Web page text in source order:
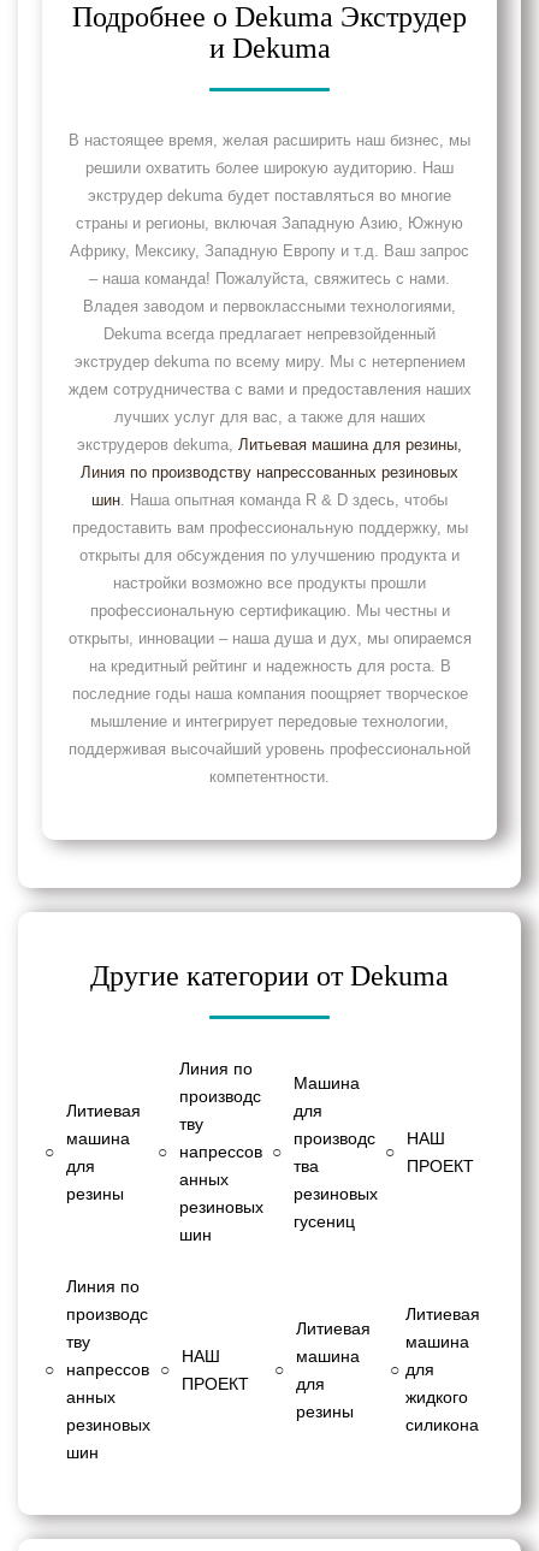
Подробнее о Dekuma Экструдер
и Dekuma
В настоящее время, желая расширить наш бизнес, мы
решили охватить более широкую аудиторию. Наш
экструдер dekuma будет поставляться во многие
страны и регионы, включая Западную Азию, Южную
Африку, Мексику, Западную Европу и т.д. Ваш запрос
– наша команда! Пожалуйста, свяжитесь с нами.
Владея заводом и первоклассными технологиями,
Dekuma всегда предлагает непревзойденный
экструдер dekuma по всему миру. Мы с нетерпением
ждем сотрудничества с вами и предоставления наших
лучших услуг для вас, а также для наших
экструдеров dekuma, Литьевая машина для резины,
Линия по производству напрессованных резиновых
шин. Наша опытная команда R & D здесь, чтобы
предоставить вам профессиональную поддержку, мы
открыты для обсуждения по улучшению продукта и
настройки возможно все продукты прошли
профессиональную сертификацию. Мы честны и
открыты, инновации – наша душа и дух, мы опираемся
на кредитный рейтинг и надежность для роста. В
последние годы наша компания поощряет творческое
мышление и интегрирует передовые технологии,
поддерживая высочайший уровень профессиональной
компетентности.
Другие категории от Dekuma
○
Литиевая
машина
для
резины
○
Линия по
производс
тву
напрессов
анных
резиновых
шин
○
Машина
для
производс
тва
резиновых
гусениц
○
НАШ
ПРОЕКТ
○
Линия по
производс
тву
напрессов
анных
резиновых
шин
○
НАШ
ПРОЕКТ
○
Литиевая
машина
для
резины
○
Литиевая
машина
для
жидкого
силикона